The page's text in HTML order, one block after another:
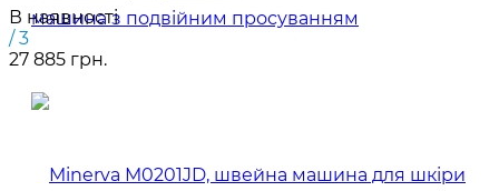
В наявності
/ 3
27 885 грн.